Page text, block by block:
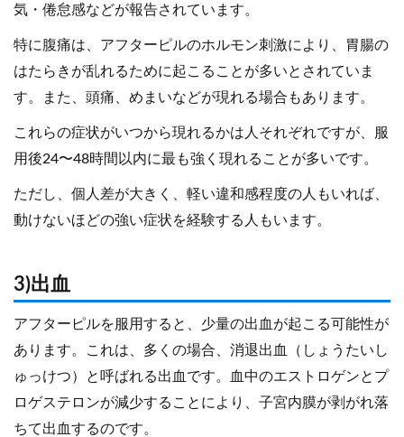
気・倦怠感などが報告されています。
特に腹痛は、アフターピルのホルモン刺激により、胃腸の
はたらきが乱れるために起こることが多いとされていま
す。また、頭痛、めまいなどが現れる場合もあります。
これらの症状がいつから現れるかは人それぞれですが、服
用後24〜48時間以内に最も強く現れることが多いです。
ただし、個人差が大きく、軽い違和感程度の人もいれば、
動けないほどの強い症状を経験する人もいます。
3)出血
アフターピルを服用すると、少量の出血が起こる可能性が
あります。これは、多くの場合、消退出血（しょうたいし
ゅっけつ）と呼ばれる出血です。血中のエストロゲンとプ
ロゲステロンが減少することにより、子宮内膜が剥がれ落
ちて出血するのです。